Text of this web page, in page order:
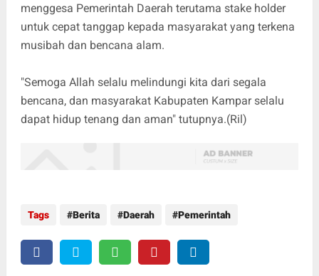
menggesa Pemerintah Daerah terutama stake holder
untuk cepat tanggap kepada masyarakat yang terkena
musibah dan bencana alam.
"Semoga Allah selalu melindungi kita dari segala
bencana, dan masyarakat Kabupaten Kampar selalu
dapat hidup tenang dan aman" tutupnya.(Ril)
Tags Berita Daerah Pemerintah